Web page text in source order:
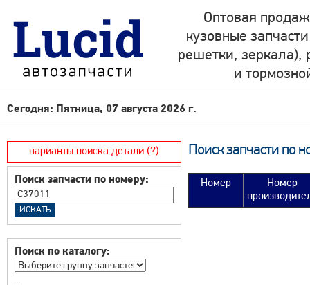
Оптовая
кузовные
решетки, зеркала),
и
Сегодня: Пятница, 07 августа 2026 г.
варианты поиска детали (?)
Поиск запчасти по номеру:
Поиск по каталогу:
Поиск запчасти по
Номер
Номер